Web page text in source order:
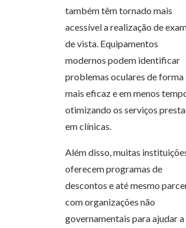
também têm tornado mais
acessível a realização de
de vista. Equipamentos
modernos podem identificar
problemas oculares de forma
mais eficaz e em menos
otimizando os serviços
em clínicas.
Além disso, muitas
oferecem programas de
descontos e até mesmo
com organizações não
governamentais para ajudar a